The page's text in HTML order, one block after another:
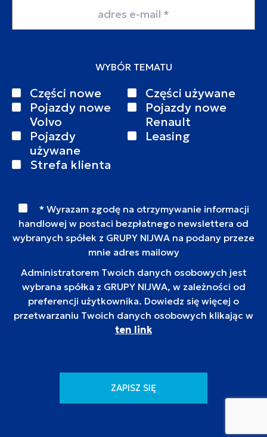
WYBÓR TEMATU
Części nowe
Części używane
Pojazdy nowe
Volvo
Pojazdy nowe
Renault
Pojazdy
używane
Leasing
Strefa klienta
* Wyrazam zgodę na otrzymywanie informacji
handlowej w postaci bezpłatnego newslettera od
wybranych spółek z GRUPY NIJWA na podany przeze
mnie adres mailowy
Administratorem Twoich danych osobowych jest
wybrana spółka z GRUPY NIJWA, w zależności od
preferencji użytkownika. Dowiedz się więcej o
przetwarzaniu Twoich danych osobowych klikając w
ten link